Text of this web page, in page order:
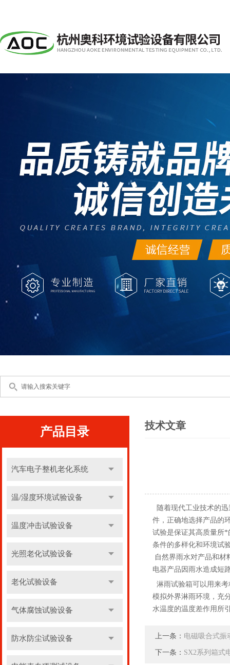
产品目录
汽车电子整机老化系统
温/湿度环境试验设备
温度冲击试验设备
光照老化试验设备
老化试验设备
气体腐蚀试验设备
防水防尘试验设备
技术文章
随着现代工业技术的
件，正确地选择产品的
试验是保证其高质量所
条件的多样化和环境试
自然界雨水对产品和
电器产品因雨水造成短
淋雨试验箱可以用来
模拟外界淋雨环境，充
水温度的温度差作用所
上一条： 电磁吸合式振
下一条： SX2系列箱式